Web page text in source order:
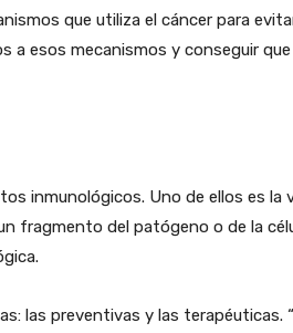
que utiliza el cáncer para
a esos mecanismos y conseguir
inmunológicos. Uno de ellos es la
fragmento del patógeno o de la
las preventivas y las